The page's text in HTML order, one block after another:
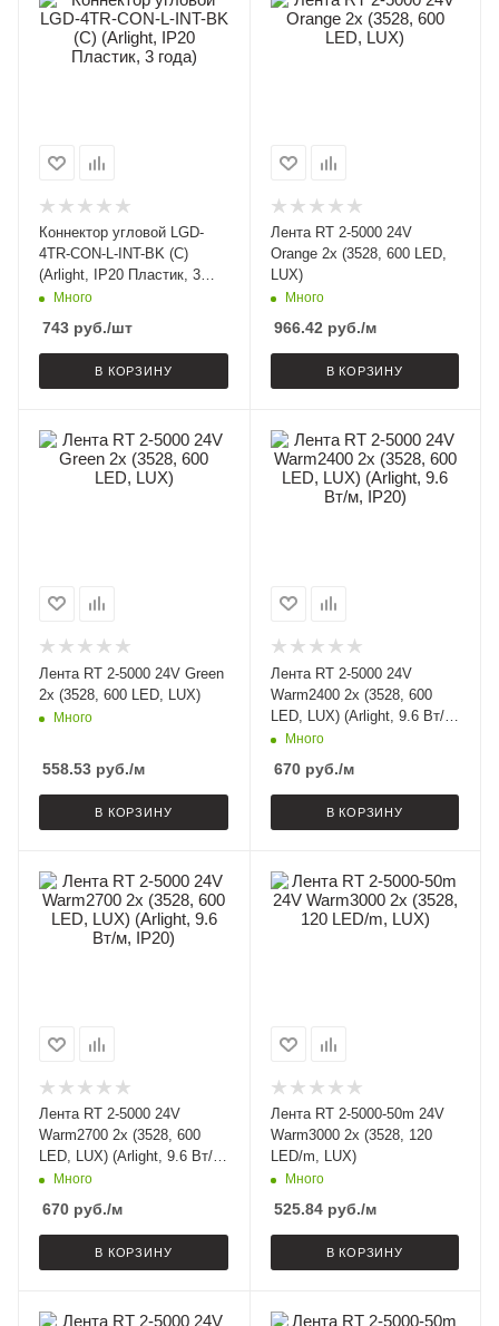
Коннектор угловой LGD-
4TR-CON-L-INT-BK (C)
(Arlight, IP20 Пластик, 3
года)Много
743 руб./шт
В КОРЗИНУ
Лента RT 2-5000 24V
Orange 2x (3528, 600 LED,
LUX)
Много
966.42 руб./м
В КОРЗИНУ
Лента RT 2-5000 24V Green
2x (3528, 600 LED, LUX)
Много
558.53 руб./м
В КОРЗИНУ
Лента RT 2-5000 24V
Warm2400 2x (3528, 600
LED, LUX) (Arlight, 9.6 Вт/м,
IP20)Много
670руб./м
В КОРЗИНУ
Лента RT 2-5000 24V
Warm2700 2x (3528, 600
LED, LUX) (Arlight, 9.6 Вт/м,
IP20)Много
670 руб./м
В КОРЗИНУ
Лента RT 2-5000-50m 24V
Warm3000 2x (3528, 120
LED/m, LUX)
Много
525.84руб./м
В КОРЗИНУ